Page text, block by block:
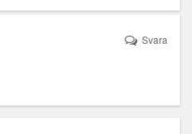
Svara